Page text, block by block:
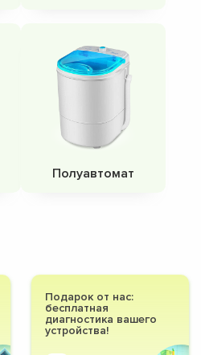
Полуавтомат
Подарок от нас:
бесплатная
диагностика вашего
устройства!